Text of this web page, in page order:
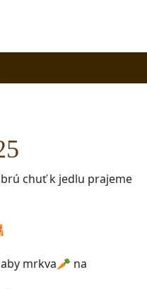
chuť k jedlu prajeme
mrkva🥕 na